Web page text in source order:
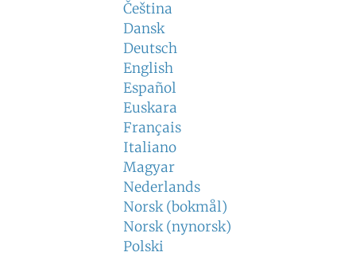
Čeština
Dansk
Deutsch
English
Español
Euskara
Français
Italiano
Magyar
Nederlands
Norsk (bokmål)
Norsk (nynorsk)
Polski